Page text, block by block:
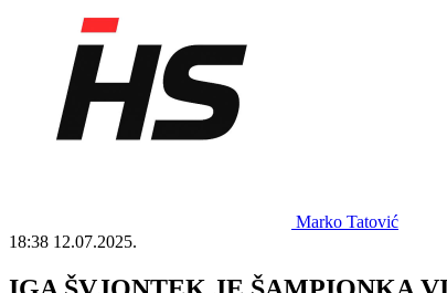
Marko Tatović
18:38 12.07.2025.